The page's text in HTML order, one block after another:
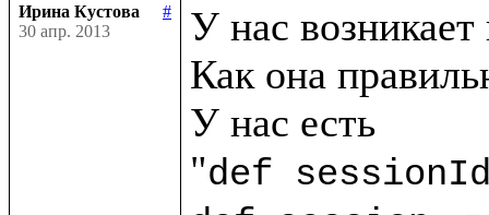
Ирина Кустова
#
30 апр. 2013
У нас
Как она
У нас есть
"def